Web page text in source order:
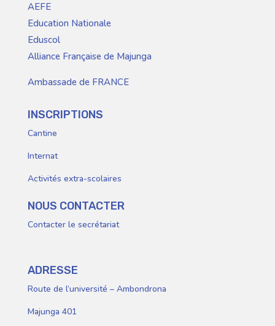
AEFE
Education Nationale
Eduscol
Alliance Française de Majunga
Ambassade de FRANCE
INSCRIPTIONS
Cantine
Internat
Activités extra-scolaires
NOUS CONTACTER
Contacter le secrétariat
ADRESSE
Route de l’université – Ambondrona
Majunga 401